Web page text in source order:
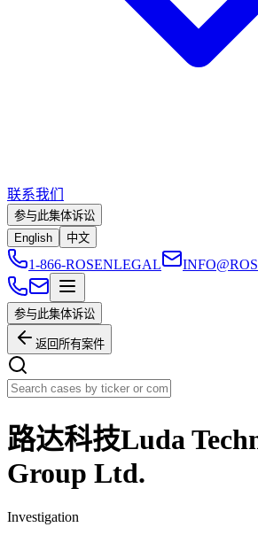
联系我们
参与此集体诉讼
English
中文
1-866-ROSENLEGAL
参与此集体诉讼
返回所有案件
路达科技Luda
Group Ltd.
Investigation